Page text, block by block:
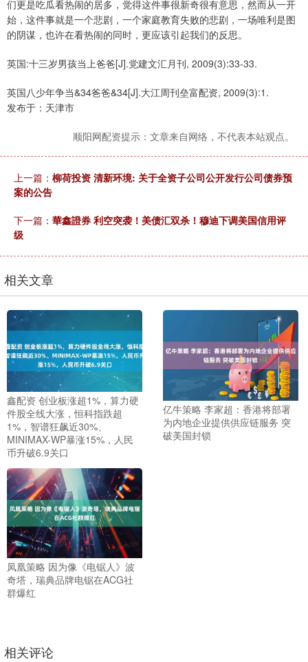
们更是吃瓜看热闹的居多，觉得这件事很新奇很有意思，然而从一开
始，这件事就是一个悲剧，一个家庭教育失败的悲剧，一场唯利是图
的阴谋，也许在看热闹的同时，更应该引起我们的反思。
英国:十三岁男孩当上爸爸[J].党建文汇月刊, 2009(3):33-33.
英国八少年争当&34爸爸&34[J].大江周刊垒富配资, 2009(3):1.
发布于：天津市
顺阳网配资提示：文章来自网络，不代表本站观点。
上一篇： 柳荷投资 清新环境: 关于全资子公司公开发行公司债券预
案的公告
下一篇： 華鑫證券 利空突袭！美债汇双杀！穆迪下调美国信用评
级
相关文章
鑫配资 创业板涨超1%，算力硬
件股全线大涨，恒科指跌超
1%，智谱狂飙近30%、
MINIMAX-WP暴涨15%，人民
币升破6.9关口
亿牛策略 李家超：香港将部署
为内地企业提供供应链服务 突
破美国封锁
凤凰策略 因为像《电锯人》波
奇塔，瑞典品牌电锯在ACG社
群爆红
相关评论